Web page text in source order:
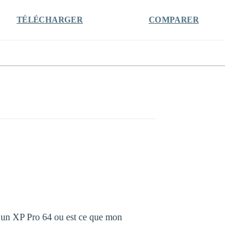
TÉLÉCHARGER COMPARER
XP Pro 64 ou est ce que mon